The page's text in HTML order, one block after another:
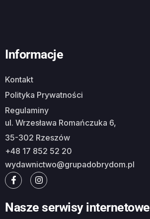
Informacje
Kontakt
Polityka Prywatności
Regulaminy
ul. Wrzesława Romańczuka 6,
35-302 Rzeszów
+48 17 852 52 20
wydawnictwo@grupadobrydom.pl
Nasze serwisy internetowe